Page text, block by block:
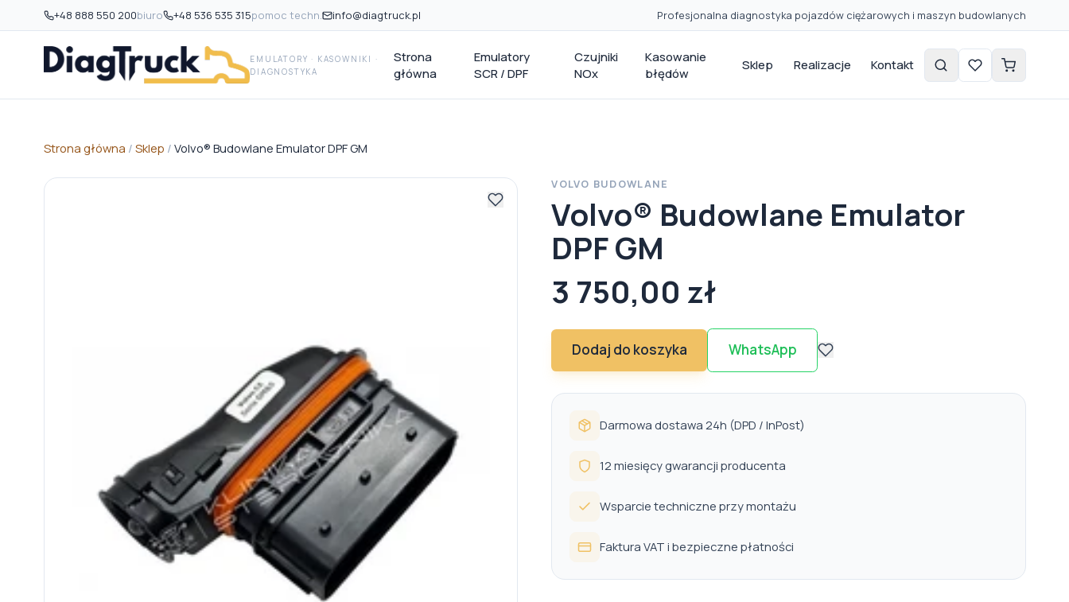
+48 888 550 200biuro +48 536 535 315pomoc techn. info@diagtruck.pl Profesjonalna diagnostyka pojazdów ciężarowych i maszyn budowlanych
EMULATORY · KASOWNIKI ·
DIAGNOSTYKA
Strona
główna
Emulatory
SCR / DPF
Czujniki
NOx
Kasowanie
błędów
Sklep Realizacje Kontakt
Strona główna / Sklep / Volvo® Budowlane Emulator DPF GM
VOLVO BUDOWLANE
Volvo® Budowlane Emulator
DPF GM
3 750,00 zł
Dodaj do koszyka WhatsApp
Darmowa dostawa 24h (DPD / InPost)
12 miesięcy gwarancji producenta
Wsparcie techniczne przy montażu
Faktura VAT i bezpieczne płatności